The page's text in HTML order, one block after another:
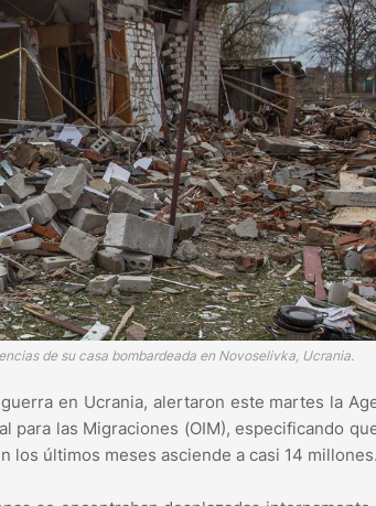
de su casa bombardeada en Novoselivka, Ucrania.
en Ucrania, alertaron este martes la
para las Migraciones (OIM), especificando
los últimos meses asciende a casi 14 millones.